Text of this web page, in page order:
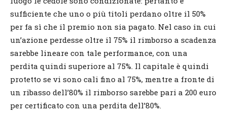
sufficiente che uno o più titoli perdano oltre il 50%
per fa sì che il premio non sia pagato. Nel caso in cui
un’azione perdesse oltre il 75% il rimborso a scadenza
sarebbe lineare con tale performance, con una
perdita quindi superiore al 75%. Il capitale è quindi
protetto se vi sono cali fino al 75%, mentre a fronte di
un ribasso dell’80% il rimborso sarebbe pari a 200 euro
per certificato con una perdita dell’80%.